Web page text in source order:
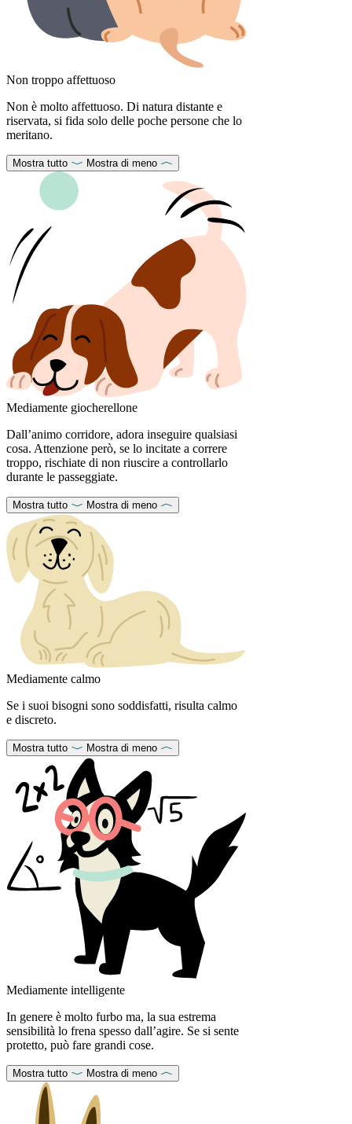
Non troppo affettuoso
Non è molto affettuoso. Di natura distante e
riservata, si fida solo delle poche persone che lo
meritano.
Mostra tutto Mostra di meno
Mediamente giocherellone
Dall’animo corridore, adora inseguire qualsiasi
cosa. Attenzione però, se lo incitate a correre
troppo, rischiate di non riuscire a controllarlo
durante le passeggiate.
Mostra tutto Mostra di meno
Mediamente calmo
Se i suoi bisogni sono soddisfatti, risulta calmo
e discreto.
Mostra tutto Mostra di meno
Mediamente intelligente
In genere è molto furbo ma, la sua estrema
sensibilità lo frena spesso dall’agire. Se si sente
protetto, può fare grandi cose.
Mostra tutto Mostra di meno